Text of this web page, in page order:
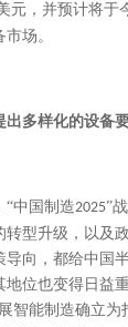
元，并预计将于
场。
出多样化的设备
“中国制造2025”
转型升级，以及
导向，都给中国
地位也变得日益
智能制造确立为